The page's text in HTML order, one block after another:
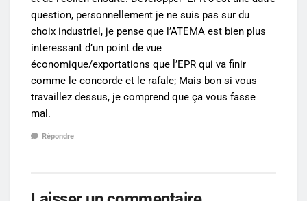
question, personnellement je ne suis pas sur du
choix industriel, je pense que l’ATEMA est bien plus
interessant d’un point de vue
économique/exportations que l’EPR qui va finir
comme le concorde et le rafale; Mais bon si vous
travaillez dessus, je comprend que ça vous fasse
mal.
Répondre